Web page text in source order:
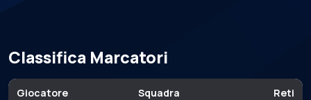
Classifica Marcatori
Giocatore Squadra Reti